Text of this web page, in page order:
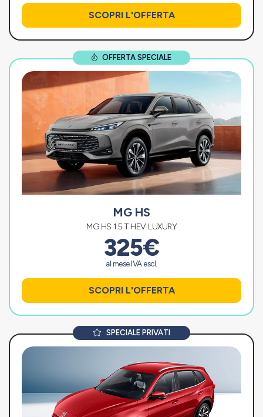
SCOPRI L'OFFERTA
OFFERTA SPECIALE
MG HS
MG HS 1.5 T HEV LUXURY
325€
al mese IVA escl.
SCOPRI L'OFFERTA
SPECIALE PRIVATI